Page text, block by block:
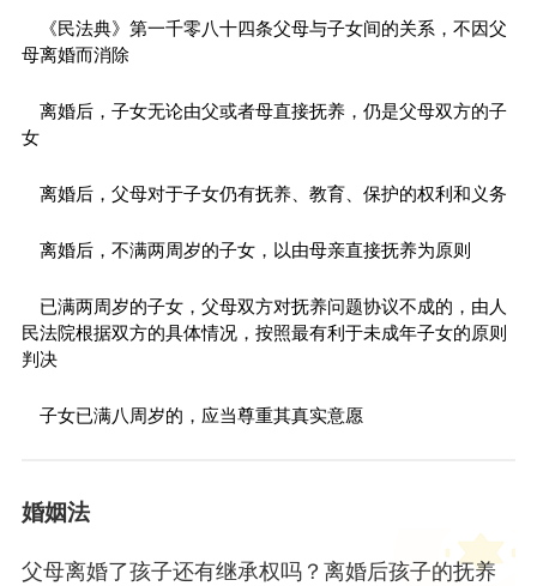
《民法典》第一千零八十四条父母与子女间的关系，不因父
母离婚而消除
离婚后，子女无论由父或者母直接抚养，仍是父母双方的子
女
离婚后，父母对于子女仍有抚养、教育、保护的权利和义务
离婚后，不满两周岁的子女，以由母亲直接抚养为原则
已满两周岁的子女，父母双方对抚养问题协议不成的，由人
民法院根据双方的具体情况，按照最有利于未成年子女的原则
判决
子女已满八周岁的，应当尊重其真实意愿
婚姻法
父母离婚了孩子还有继承权吗？离婚后孩子的抚养